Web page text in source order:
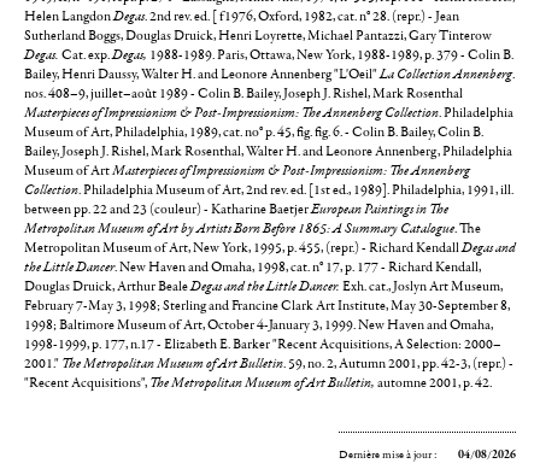
Helen LangdonDegas. 2nd rev. ed. [ f1976, Oxford, 1982, cat. n° 28. (repr.) - Jean
Sutherland Boggs, Douglas Druick, Henri Loyrette, Michael Pantazzi, Gary Tinterow
Degas. Cat. exp.Degas, 1988-1989. Paris, Ottawa, New York, 1988-1989, p. 379 - Colin B.
Bailey, Henri Daussy, Walter H. and Leonore Annenberg "L'Oeil"La Collection Annenberg.
nos. 408–9, juillet–août 1989 - Colin B. Bailey, Joseph J. Rishel, Mark Rosenthal
Masterpieces of Impressionism & Post-Impressionism: The Annenberg Collection. Philadelphia
Museum of Art, Philadelphia, 1989, cat. no° p. 45, fig. fig. 6. - Colin B. Bailey, Colin B.
Bailey, Joseph J. Rishel, Mark Rosenthal, Walter H. and Leonore Annenberg, Philadelphia
Museum of ArtMasterpieces of Impressionism & Post-Impressionism: The Annenberg
Collection. Philadelphia Museum of Art, 2nd rev. ed. [1st ed., 1989]. Philadelphia, 1991, ill.
between pp. 22 and 23 (couleur) - Katharine BaetjerEuropean Paintings in The
Metropolitan Museum of Art by Artists Born Before 1865: A Summary Catalogue. The
Metropolitan Museum of Art, New York, 1995, p. 455, (repr.) - Richard KendallDegas and
the Little Dancer. New Haven and Omaha, 1998, cat. n° 17, p. 177 - Richard Kendall,
Douglas Druick, Arthur BealeDegas and the Little Dancer. Exh. cat., Joslyn Art Museum,
February 7-May 3, 1998; Sterling and Francine Clark Art Institute, May 30-September 8,
1998; Baltimore Museum of Art, October 4-January 3, 1999. New Haven and Omaha,
1998-1999, p. 177, n.17 - Elizabeth E. Barker "Recent Acquisitions, A Selection: 2000–
2001." The Metropolitan Museum of Art Bulletin. 59, no. 2, Autumn 2001, pp. 42-3, (repr.) -
"Recent Acquisitions", The Metropolitan Museum of Art Bulletin, automne 2001, p. 42.
Dernière mise à jour : 04/08/2026